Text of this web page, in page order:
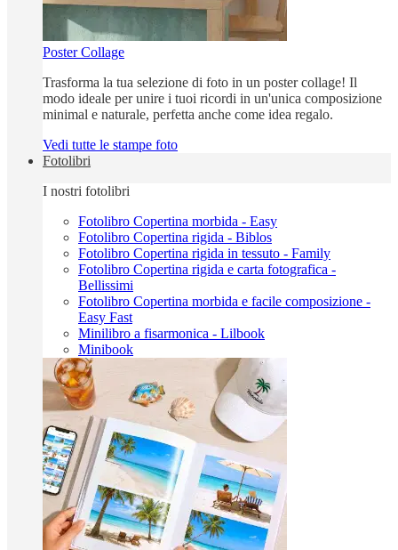
Poster Collage
Trasforma la tua selezione di foto in un poster collage! Il
modo ideale per unire i tuoi ricordi in un'unica composizione
minimal e naturale, perfetta anche come idea regalo.
Vedi tutte le stampe foto
Fotolibri
I nostri fotolibri
Fotolibro Copertina morbida - Easy
Fotolibro Copertina rigida - Biblos
Fotolibro Copertina rigida in tessuto - Family
Fotolibro Copertina rigida e carta fotografica -
Bellissimi
Fotolibro Copertina morbida e facile composizione -
Easy Fast
Minilibro a fisarmonica - Lilbook
Minibook